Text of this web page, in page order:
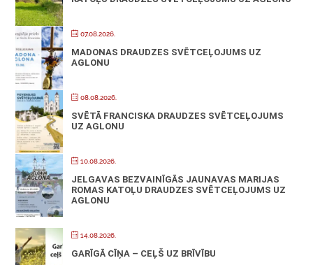
07.08.2026.
MADONAS DRAUDZES SVĒTCEĻOJUMS UZ
AGLONU
08.08.2026.
SVĒTĀ FRANCISKA DRAUDZES SVĒTCEĻOJUMS
UZ AGLONU
10.08.2026.
JELGAVAS BEZVAINĪGĀS JAUNAVAS MARIJAS
ROMAS KATOĻU DRAUDZES SVĒTCEĻOJUMS UZ
AGLONU
14.08.2026.
GARĪGĀ CĪŅA – CEĻŠ UZ BRĪVĪBU